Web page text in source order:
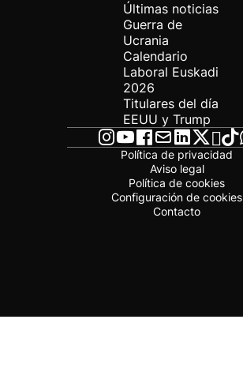
Últimas noticias
Guerra de
Ucrania
Calendario
Laboral Euskadi
2026
Titulares del día
EEUU y Trump
Política de privacidad
Aviso legal
Política de cookies
Configuración de cookies
Contacto